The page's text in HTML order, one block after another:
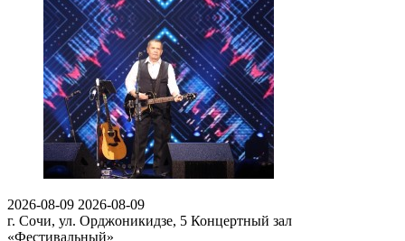
2026-08-09 2026-08-09
г. Сочи, ул. Орджоникидзе, 5 Концертный зал
«Фестивальный»